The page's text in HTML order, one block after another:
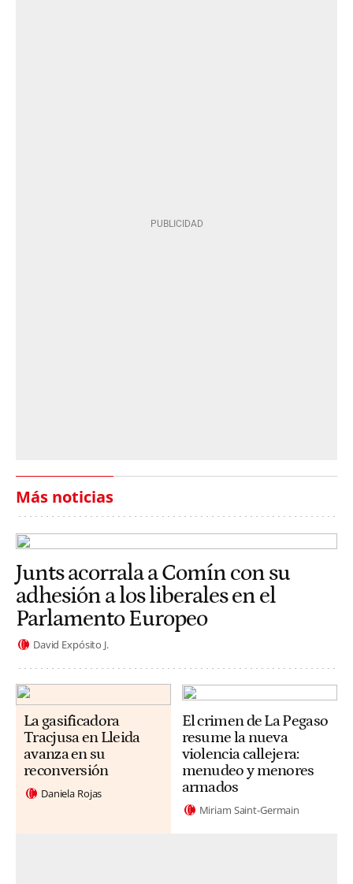
Más noticias
Junts acorrala a Comín con su
adhesión a los liberales en el
Parlamento Europeo
David Expósito J.
La gasificadora
Tracjusa en Lleida
avanza en su
reconversión
Daniela Rojas
El crimen de La Pegaso
resume la nueva
violencia callejera:
menudeo y menores
armados
Miriam Saint-Germain